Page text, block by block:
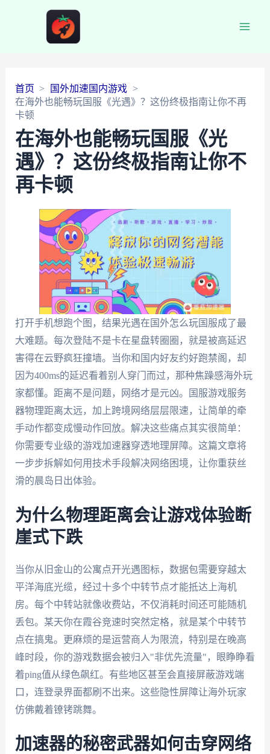
首页
国外加速国内游戏
在海外也能畅玩国服《光遇》？这份终极指南让你不再
卡顿
在海外也能畅玩国服《光
遇》？这份终极指南让你不
再卡顿
打开手机想跑个图，结果光遇在国外怎么玩国服成了最
大难题。每次登陆不是卡在星盘转圈圈，就是被高延迟
害得在云野疯狂撞墙。当你和国内好友约好跑禁阁，却
因为400ms的延迟看着别人穿门而过，那种焦躁感海外玩
家都懂。距离不是问题，网络才是元凶。国服游戏服务
器物理距离太远，加上跨境网络层层限速，让简单的牵
手动作都变成慢动作回放。解决这些痛点其实很简单：
你需要专业级的游戏加速器穿透地理屏障。这篇文章将
一步步拆解如何用技术手段解决网络困境，让你重获丝
滑的晨岛日出体验。
为什么物理距离会让游戏体验断
崖式下跌
当你从旧金山的公寓点开光遇图标，数据包需要穿越太
平洋海底光缆，经过十多个中转节点才能抵达上海机
房。每个中转站就像收费站，不仅消耗时间还可能随机
丢包。某天你在霞谷竞速时突然定格，就是某个中转节
点在搞鬼。更麻烦的是运营商人为限流，特别是在晚高
峰时段，你的游戏数据会被归入"非优先流量"，眼睁睁看
着ping值从绿色飙红。有些地区甚至会直接屏蔽游戏端
口，连登录界面都刷不出来。这些隐性屏障让海外玩家
仿佛戴着镣铐跳舞。
加速器的秘密武器如何击穿网络